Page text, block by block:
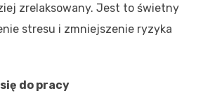
zrelaksowany. Jest to świetny
stresu i zmniejszenie ryzyka
do pracy